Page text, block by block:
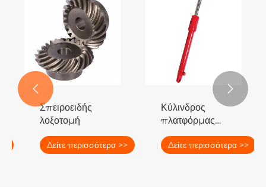
>>
Σπειροειδής
λοξοτομή
Δείτε περισσότερα >>
Κύλινδρος
πλατφόρμας
κοπής
υδραυλικού
Δείτε περισσότερα
 